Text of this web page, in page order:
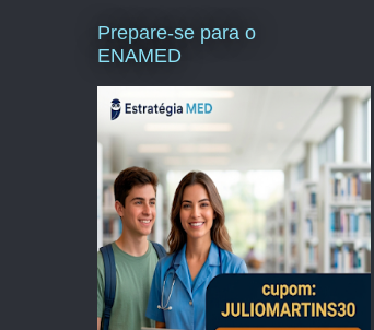
Prepare-se para o
ENAMED